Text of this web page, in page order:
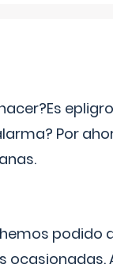
Por
podido
ocasionadas.